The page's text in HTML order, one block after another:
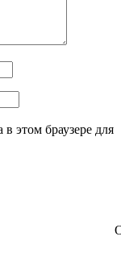
этом браузере для